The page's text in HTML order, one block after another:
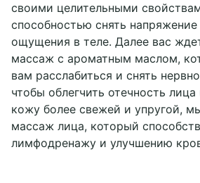
своими целительными
способностью снять
ощущения в теле. Далее вас
массаж с ароматным маслом,
вам расслабиться и снять
чтобы облегчить отечность
кожу более свежей и упругой,
массаж лица, который
лимфодренажу и улучшению